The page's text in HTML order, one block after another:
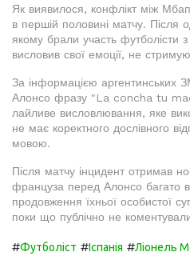
Як виявилося, конфлікт між
в першій половині матчу. Після
якому брали участь футболісти
висловив свої емоції, не
За інформацією аргентинських
Алонсо фразу "La concha tu
лайливе висловлювання, яке
не має коректного дослівного
мовою.
Після матчу інцидент отримав
француза перед Алонсо багато
продовження їхньої особистої
поки що публічно не
#Футболіст #Іспанія #Ліонель